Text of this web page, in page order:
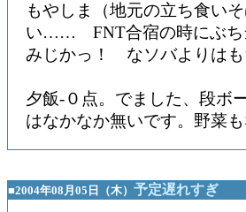
もやしま（地元の立ち食い
い…… FNT合宿の時にぶ
みじかっ！ なソバよりはも
夕飯-０点。でました、段ボ
はなかなか無いです。野菜
■2004年08月05日（木） 予定遅れすぎ